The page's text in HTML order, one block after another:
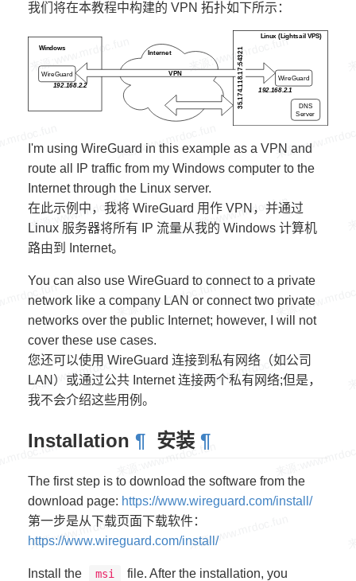
我们将在本教程中构建的 VPN 拓扑如下所示：
I'm using WireGuard in this example as a VPN and
route all IP traffic from my Windows computer to the
Internet through the Linux server.
在此示例中，我将 WireGuard 用作 VPN，并通过
Linux 服务器将所有 IP 流量从我的 Windows 计算机
路由到 Internet。
You can also use WireGuard to connect to a private
network like a company LAN or connect two private
networks over the public Internet; however, I will not
cover these use cases.
您还可以使用 WireGuard 连接到私有网络（如公司
LAN）或通过公共 Internet 连接两个私有网络;但是，
我不会介绍这些用例。
Installation ¶ 安装 ¶
The first step is to download the software from the
download page: https://www.wireguard.com/install/
第一步是从下载页面下载软件：
https://www.wireguard.com/install/
Install the msi
file. After the installation, you